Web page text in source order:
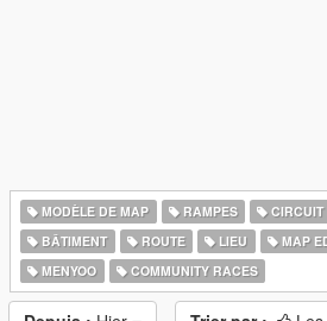
MODÈLE DE MAP RAMPES CIRCUIT
BÂTIMENT
ROUTE LIEU MAP
MENYOO
COMMUNITY RACES